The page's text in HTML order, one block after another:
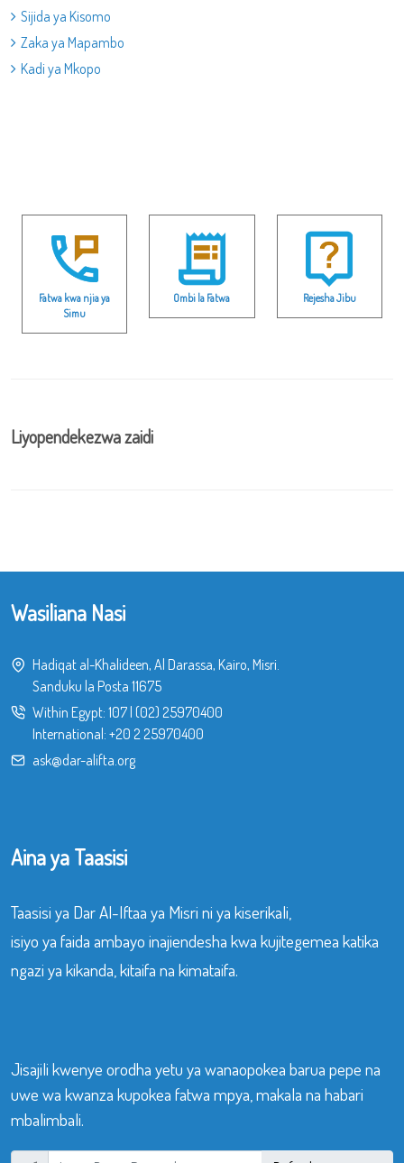
Sijida ya Kisomo
Zaka ya Mapambo
Kadi ya Mkopo
Fatwa kwa njia ya
Simu
Ombi la Fatwa Rejesha Jibu
Liyopendekezwa zaidi
Wasiliana Nasi
Hadiqat al-Khalideen, Al Darassa, Kairo, Misri.
Sanduku la Posta 11675
Within Egypt: 107| (02) 25970400
International: +20 2 25970400
ask@dar-alifta.org
Aina ya Taasisi
Taasisi ya Dar Al-Iftaa ya Misri ni ya kiserikali,
isiyo ya faida ambayo inajiendesha kwa kujitegemea katika
ngazi ya kikanda, kitaifa na kimataifa.
Jisajili kwenye orodha yetu ya wanaopokea barua pepe na
uwe wa kwanza kupokea fatwa mpya, makala na habari
mbalimbali.